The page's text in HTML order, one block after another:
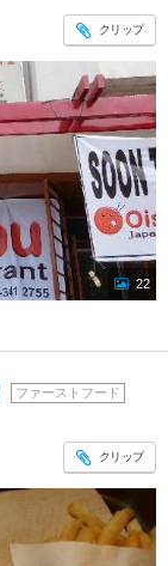
クリップ
22
ファーストフード
クリップ